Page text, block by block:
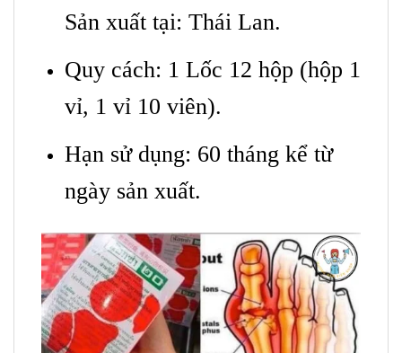
Sản xuất tại: Thái Lan.
Quy cách: 1 Lốc 12 hộp (hộp 1
vỉ, 1 vỉ 10 viên).
Hạn sử dụng: 60 tháng kể từ
ngày sản xuất.